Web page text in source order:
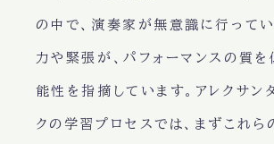
の中で、演奏家が無意識に行って
力や緊張が、パフォーマンスの質を
能性を指摘しています。アレクサン
クの学習プロセスでは、まずこれら